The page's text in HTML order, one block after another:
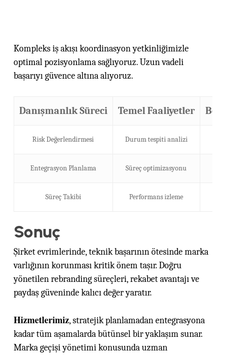
Kompleks iş akışı koordinasyon yetkinliğimizle
optimal pozisyonlama sağlıyoruz. Uzun vadeli
başarıyı güvence altına alıyoruz.
Danışmanlık Süreci Temel Faaliyetler
Risk Değerlendirmesi Durum tespiti analizi
Entegrasyon Planlama Süreç optimizasyonu
Süreç Takibi Performans izleme
Sonuç
Şirket evrimlerinde, teknik başarının ötesinde marka
varlığının korunması kritik önem taşır. Doğru
yönetilen rebranding süreçleri, rekabet avantajı ve
paydaş güveninde kalıcı değer yaratır.
Hizmetlerimiz, stratejik planlamadan entegrasyona
kadar tüm aşamalarda bütünsel bir yaklaşım sunar.
Marka geçişi yönetimi konusunda uzman